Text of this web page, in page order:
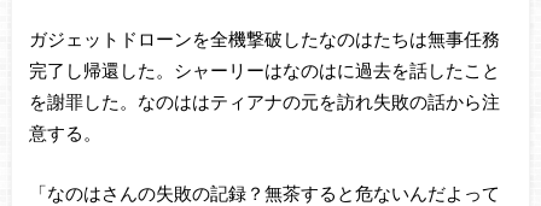
ガジェットドローンを全機撃破したなのはたちは無事任務
完了し帰還した。シャーリーはなのはに過去を話したこと
を謝罪した。なのははティアナの元を訪れ失敗の話から注
意する。
「なのはさんの失敗の記録？無茶すると危ないんだよって